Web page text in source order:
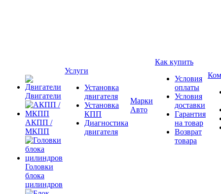
Двигатели
АКПП /
МКПП
Головки
блока
цилиндров
Услуги
Установка
двигателя
Установка
КПП
Диагностика
двигателя
Марки
Авто
Как купить
Условия
оплаты
Условия
доставки
Гарантия
на товар
Возврат
товара